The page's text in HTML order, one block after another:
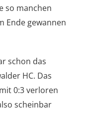
so manchen
Ende gewannen
schon das
HC. Das
0:3 verloren
scheinbar